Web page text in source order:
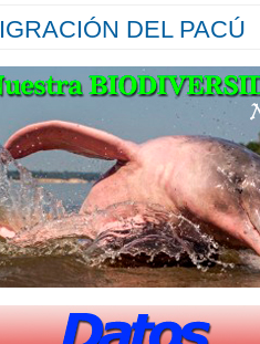
DEL PACÚ